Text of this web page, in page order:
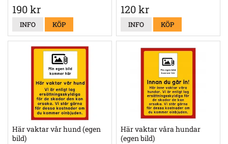
190 kr
INFO KÖP
120 kr
INFO KÖP
Här vaktar vår hund (egen
bild)
Här vaktar våra hundar
(egen bild)